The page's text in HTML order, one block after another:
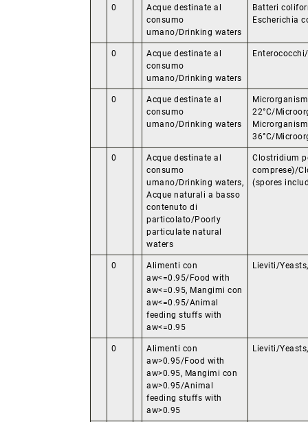
0
Acque destinate al
consumo
umano/Drinking waters
Batteri
Escherichia
0
Acque destinate al
consumo
umano/Drinking waters
0
Acque destinate al
consumo
umano/Drinking waters
22°C/
36°C/
0
Acque destinate al
consumo
umano/Drinking waters,
Acque naturali a basso
contenuto di
particolato/Poorly
particulate natural
waters
Clostridium
comprese)/
(spores
0
Alimenti con
aw<=0.95/Food with
aw<=0.95, Mangimi con
aw<=0.95/Animal
feeding stuffs with
aw<=0.95
Lieviti/
0
Alimenti con
aw>0.95/Food with
aw>0.95, Mangimi con
aw>0.95/Animal
feeding stuffs with
aw>0.95
Lieviti/